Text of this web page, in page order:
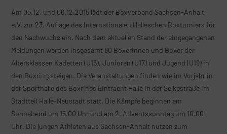
Am 05.12. und 06.12.2015 lädt der Boxverband Sachsen-Anhalt
e.V. zur 23. Auflage des Internationalen Halleschen Boxturniers für
den Nachwuchs ein. Nach dem aktuellen Stand der eingegangenen
Meldungen werden insgesamt 80 Boxerinnen und Boxer der
Altersklassen Kadetten (U15), Junioren (U17) und Jugend (U19) in
den Boxring steigen. Die Veranstaltungen finden wie im Vorjahr in
der Sporthalle des Boxrings Eintracht Halle in der Selkestraße im
Stadtteil Halle-Neustadt statt. Die Kämpfe beginnen am
Sonnabend um 15.00 Uhr und am 2. Adventssonntag um 10.00
Uhr. Die jungen Athleten aus Sachsen-Anhalt nutzen zum